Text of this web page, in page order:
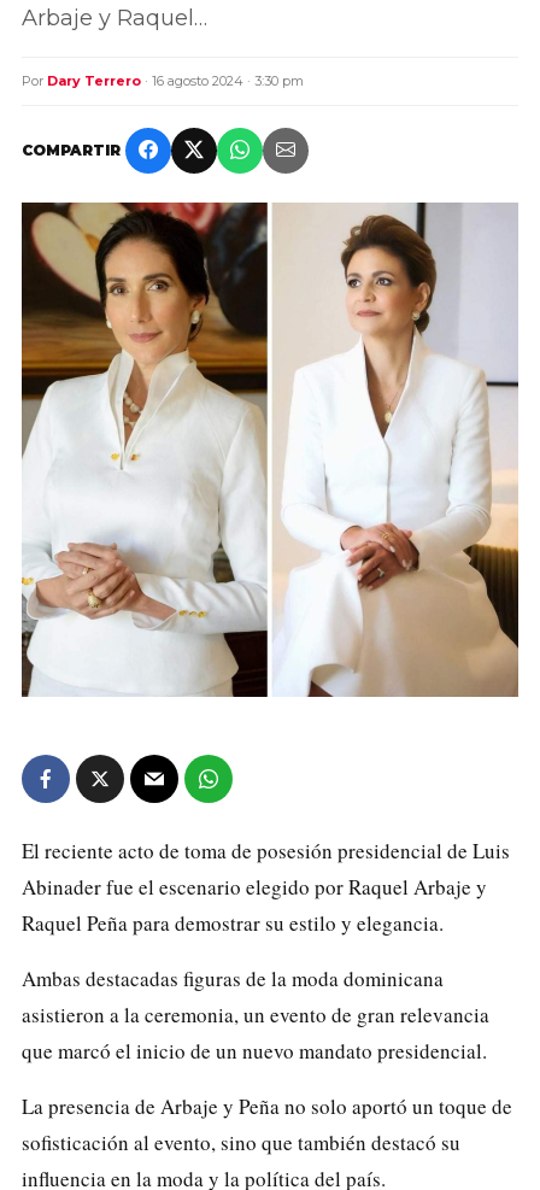
Arbaje y Raquel…
Por Dary Terrero · 16 agosto 2024 · 3:30 pm
COMPARTIR
El reciente acto de toma de posesión presidencial de Luis
Abinader fue el escenario elegido por Raquel Arbaje y
Raquel Peñapara demostrar su estilo y elegancia.
Ambas destacadas figuras de la moda dominicana
asistieron a la ceremonia, un evento de gran relevancia
que marcó el inicio de un nuevo mandato presidencial.
La presencia de Arbaje y Peña no solo aportó un toque de
sofisticación al evento, sino que también destacó su
influencia en la moda y la política del país.